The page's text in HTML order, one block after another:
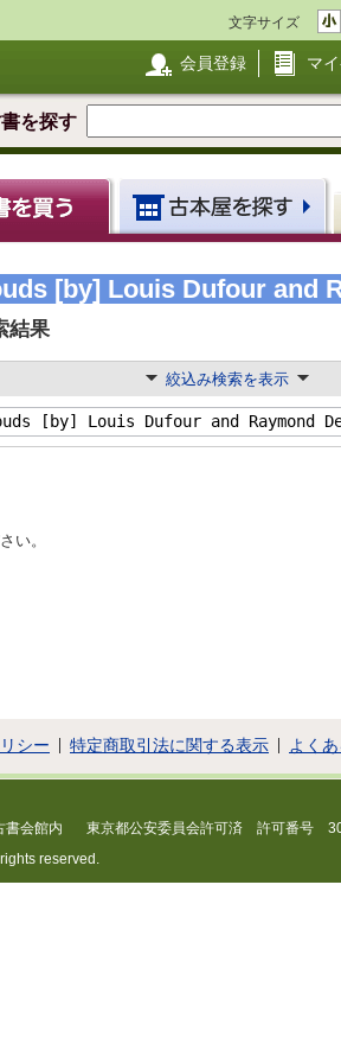
文字サイズ
会員登録 マ
を探す
[by] Louis Dufour and
結果
絞込み検索を表示
い。
シー 特定商取引法に関する表示 よく
会館内
東京都公安委員会許可済 許可番号
reserved.